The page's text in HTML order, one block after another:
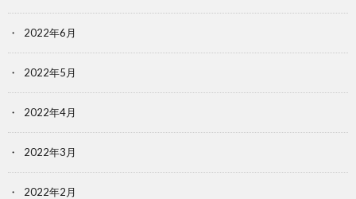
2022年6月
2022年5月
2022年4月
2022年3月
2022年2月